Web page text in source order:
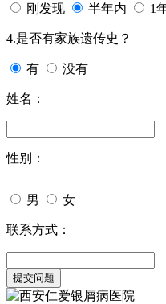
刚发现 半年内 1
4.是否有家族遗传史？
有 没有
姓名：
性别：
男 女
联系方式：